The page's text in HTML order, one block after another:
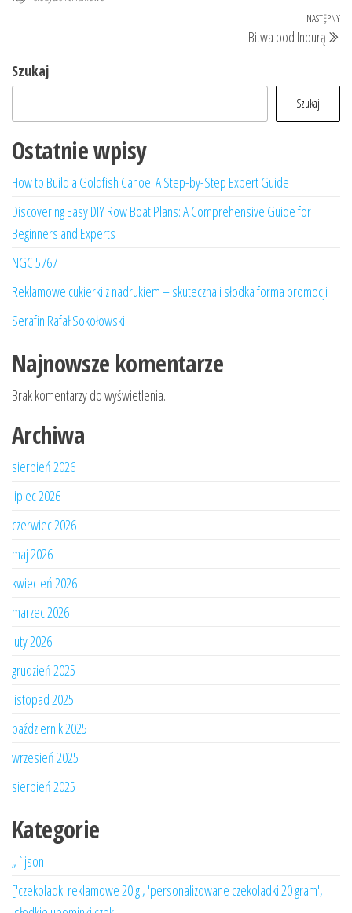
NASTĘPNY
Bitwa pod Indurą
Szukaj
Szukaj
Ostatnie wpisy
How to Build a Goldfish Canoe: A Step-by-Step Expert Guide
Discovering Easy DIY Row Boat Plans: A Comprehensive Guide for
Beginners and Experts
NGC 5767
Reklamowe cukierki z nadrukiem – skuteczna i słodka forma promocji
Serafin Rafał Sokołowski
Najnowsze komentarze
Brak komentarzy do wyświetlenia.
Archiwa
sierpień 2026
lipiec 2026
czerwiec 2026
maj 2026
kwiecień 2026
marzec 2026
luty 2026
grudzień 2025
listopad 2025
październik 2025
wrzesień 2025
sierpień 2025
Kategorie
„`json
['czekoladki reklamowe 20 g', 'personalizowane czekoladki 20 gram',